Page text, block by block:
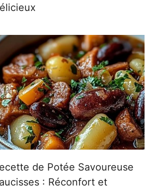
de Potée Savoureuse
: Réconfort et